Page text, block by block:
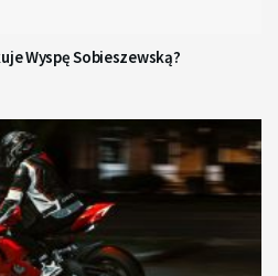
Wyspę Sobieszewską?